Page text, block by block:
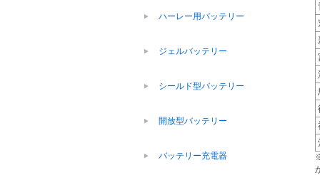
ハーレー用バッテリー
ジェルバッテリー
シールド型バッテリー
開放型バッテリー
バッテリー充電器